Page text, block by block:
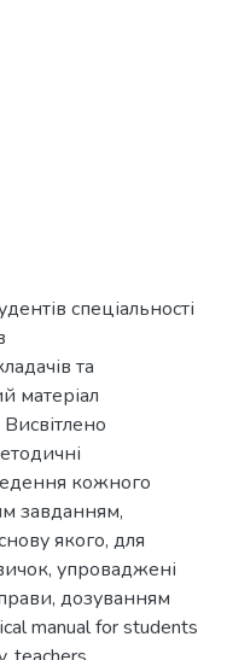
спеціальності
та
матеріал
кожного
завданням,
якого, для
упроваджені
дозуванням
manual for students